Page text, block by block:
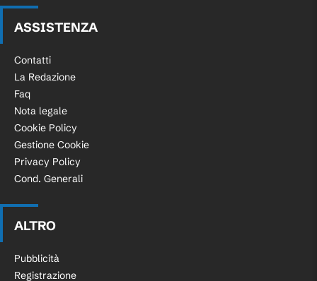
ASSISTENZA
Contatti
La Redazione
Faq
Nota legale
Cookie Policy
Gestione Cookie
Privacy Policy
Cond. Generali
ALTRO
Pubblicità
Registrazione